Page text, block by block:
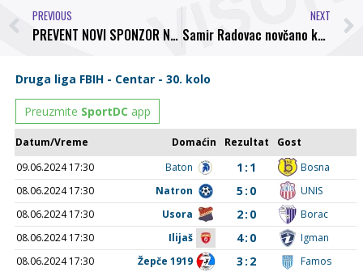
PREVIOUS
PREVENT NOVI SPONZOR NK BOSNA VISOKO
NEXT
Samir Radovac novčano kažnjen i suspendovan, usvojene dodatne aktivnosti za unaprijeđenje rada Kluba.